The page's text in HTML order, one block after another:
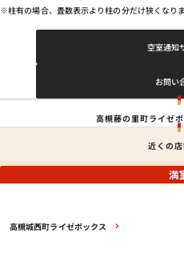
※柱有の場合、畳数表示より柱の分だけ狭くなりま
空室通知
お問い
高槻藤の里町ライゼ
近くの
高槻城西町ライゼボックス
満